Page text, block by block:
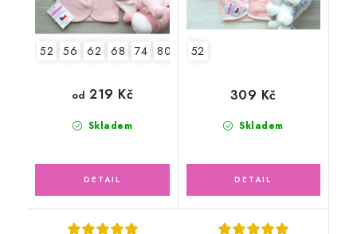
52 56 62 68 74 80 86
Skladem
od 219 Kč
52
Skladem
309 Kč